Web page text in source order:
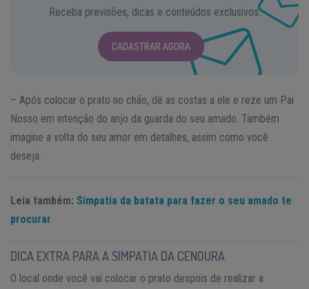
Receba previsões, dicas e conteúdos exclusivos.
CADASTRAR AGORA
– Após colocar o prato no chão, dê as costas a ele e reze um Pai
Nosso em intenção do anjo da guarda do seu amado. Também
imagine a volta do seu amor em detalhes, assim como você
deseja.
Leia também: Simpatia da batata para fazer o seu amado te
procurar
DICA EXTRA PARA A SIMPATIA DA CENOURA
O local onde você vai colocar o prato despois de realizar a